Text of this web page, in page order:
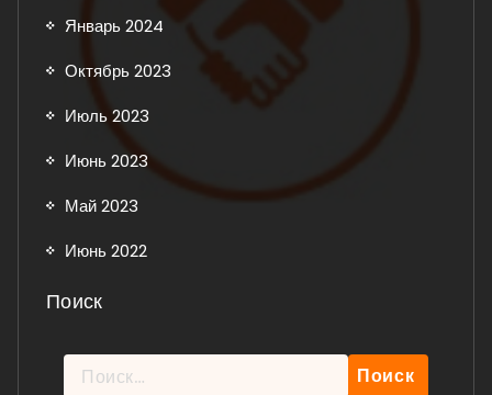
Январь 2024
Октябрь 2023
Июль 2023
Июнь 2023
Май 2023
Июнь 2022
Поиск
Найти: